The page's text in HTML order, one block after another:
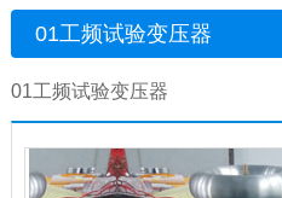
01工频试验变压器
01工频试验变压器